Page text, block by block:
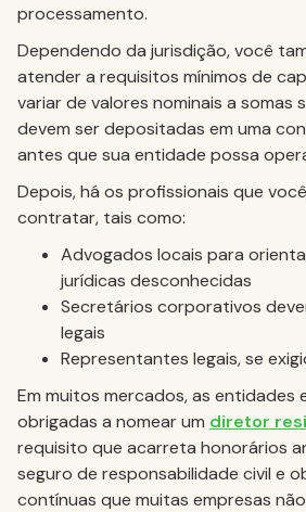
processamento.
Dependendo da jurisdição, você
atender a requisitos mínimos de
variar de valores nominais a somas
devem ser depositadas em uma
antes que sua entidade possa
Depois, há os profissionais que
contratar, tais como:
Advogados locais para
jurídicas desconhecidas
Secretários corporativos
legais
Representantes legais, se
Em muitos mercados, as entidades
obrigadas a nomear um diretor
requisito que acarreta honorários
seguro de responsabilidade civil e
contínuas que muitas empresas